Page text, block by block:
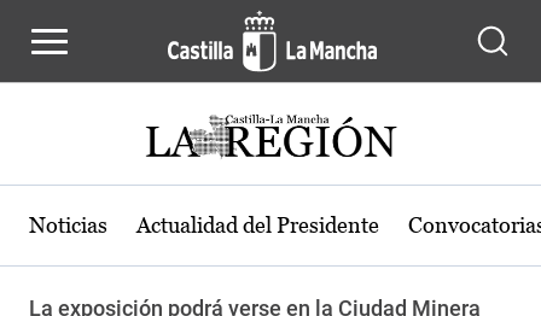
Noticias Actualidad del Presidente
La exposición podrá verse en la Ciudad Minera